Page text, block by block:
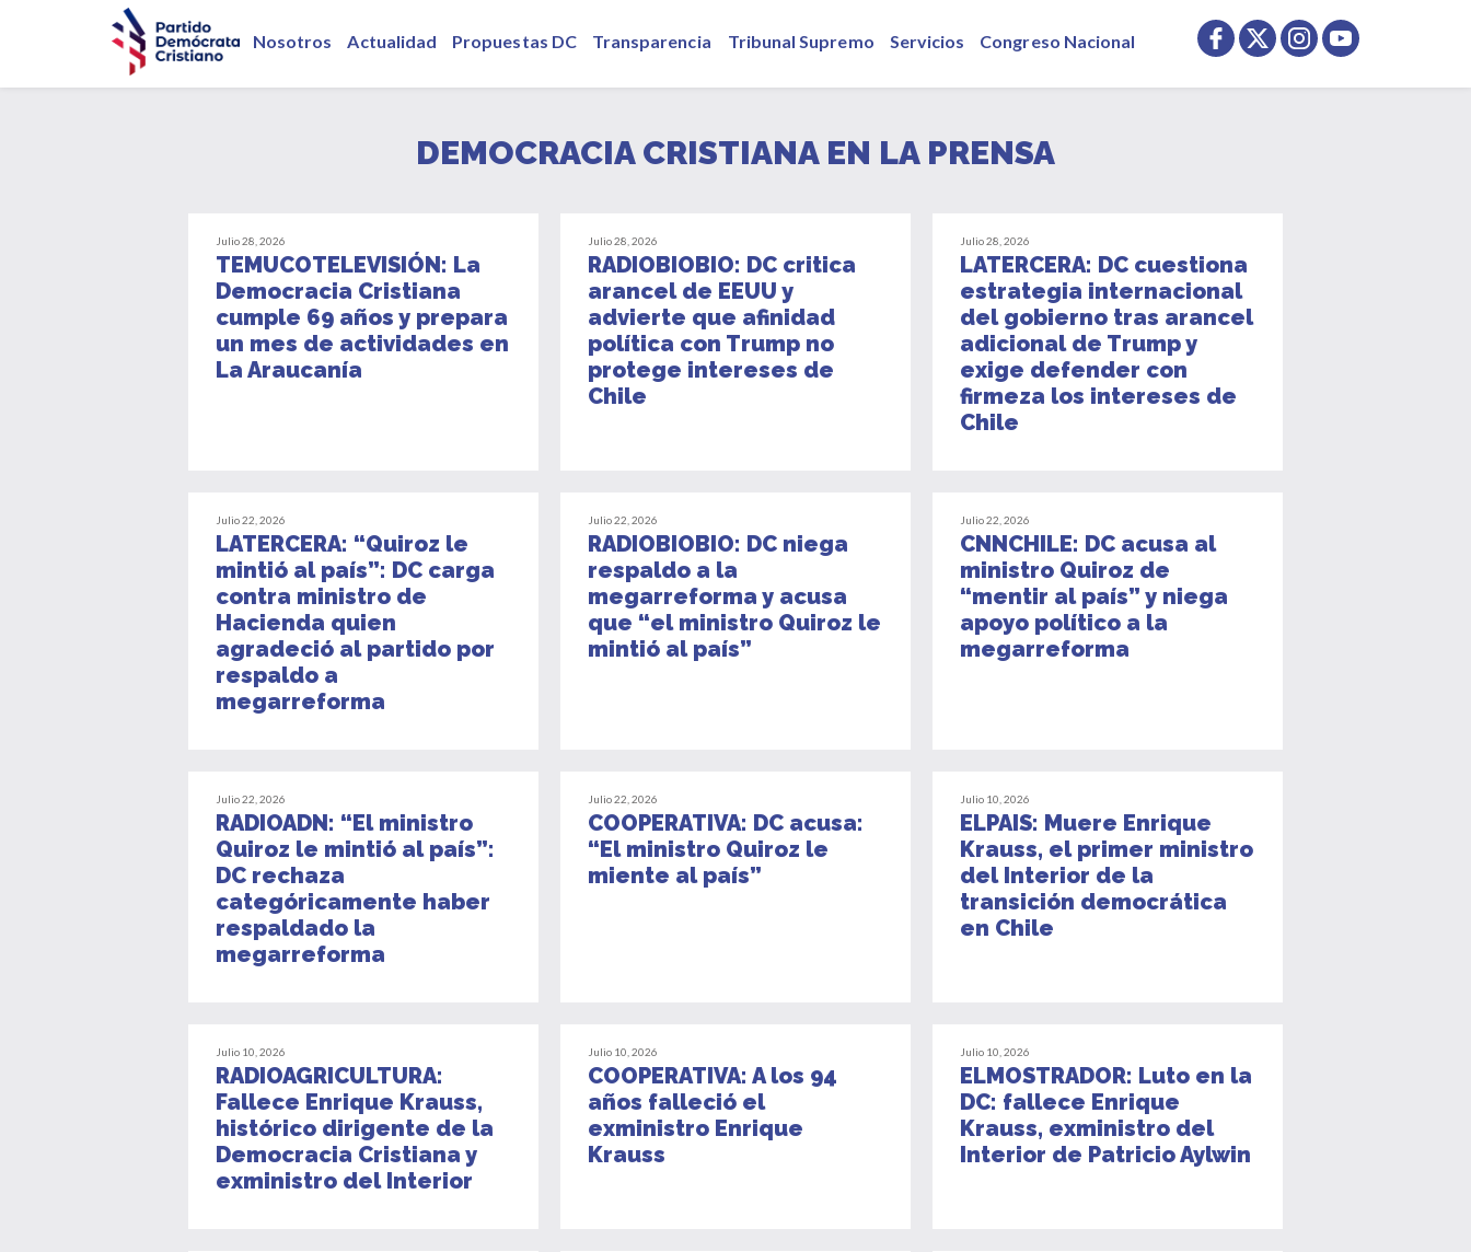
Nosotros Actualidad Propuestas DC Transparencia Tribunal Supremo Servicios Congreso Nacional
DEMOCRACIA CRISTIANA EN LA PRENSA
Julio 28, 2026
TEMUCOTELEVISIÓN: La
Democracia Cristiana
cumple 69 años y prepara
un mes de actividades en
La Araucanía
Julio 28, 2026
RADIOBIOBIO: DC critica
arancel de EEUU y
advierte que afinidad
política con Trump no
protege intereses de
Chile
Julio 28, 2026
LATERCERA: DC cuestiona
estrategia internacional
del gobierno tras arancel
adicional de Trump y
exige defender con
firmeza los intereses de
Chile
Julio 22, 2026
LATERCERA: “Quiroz le
mintió al país”: DC carga
contra ministro de
Hacienda quien
agradeció al partido por
respaldo a
megarreforma
Julio 22, 2026
RADIOBIOBIO: DC niega
respaldo a la
megarreforma y acusa
que “el ministro Quiroz le
mintió al país”
Julio 22, 2026
CNNCHILE: DC acusa al
ministro Quiroz de
“mentir al país” y niega
apoyo político a la
megarreforma
Julio 22, 2026
RADIOADN: “El ministro
Quiroz le mintió al país”:
DC rechaza
categóricamente haber
respaldado la
megarreforma
Julio 22, 2026
COOPERATIVA: DC acusa:
“El ministro Quiroz le
miente al país”
Julio 10, 2026
ELPAIS: Muere Enrique
Krauss, el primer ministro
del Interior de la
transición democrática
en Chile
Julio 10, 2026
RADIOAGRICULTURA:
Fallece Enrique Krauss,
histórico dirigente de la
Democracia Cristiana y
exministro del Interior
Julio 10, 2026
COOPERATIVA: A los 94
años falleció el
exministro Enrique
Krauss
Julio 10, 2026
ELMOSTRADOR: Luto en la
DC: fallece Enrique
Krauss, exministro del
Interior de Patricio Aylwin